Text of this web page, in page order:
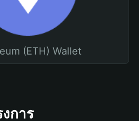
(ETH) Wallet
การ